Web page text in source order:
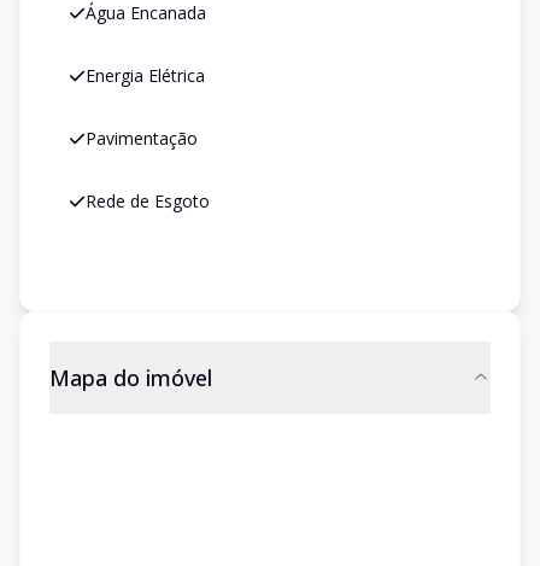
Água Encanada
Energia Elétrica
Pavimentação
Rede de Esgoto
Mapa do imóvel